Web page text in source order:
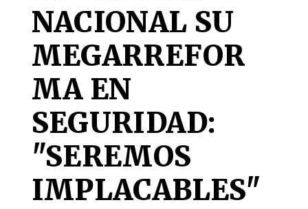
NACIONAL SU
MEGARREFOR
MA EN
SEGURIDAD:
"SEREMOS
IMPLACABLES"